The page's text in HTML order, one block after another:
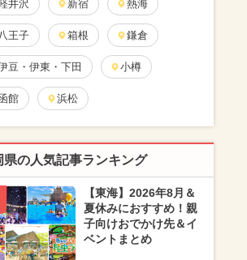
井沢 新宿 熱海
王子 箱根 鎌倉
豆・伊東・下田 小樽
館 浜松
県の人気記事ランキング
【東海】2026年8月＆
夏休みにおすすめ！親
子向けおでかけ先＆イ
ベントまとめ